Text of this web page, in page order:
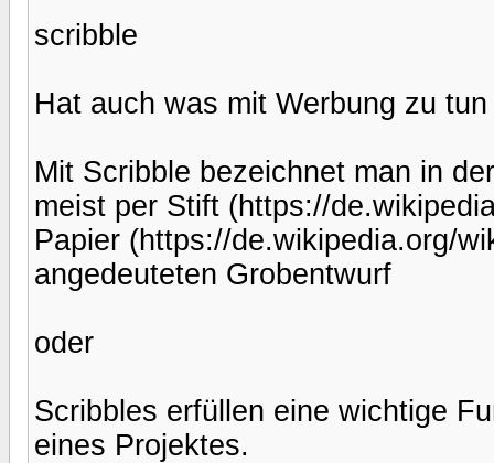
scribble
Hat auch was mit Werbung zu
Mit Scribble bezeichnet man in
meist per Stift (https://
Papier (https://de.wikipedia.org/
angedeuteten Grobentwurf
oder
Scribbles erfüllen eine wichtige
eines Projektes.